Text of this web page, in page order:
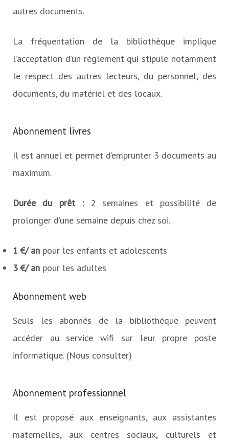
autres documents.
La fréquentation de la bibliothèque implique
l’acceptation d’un règlement qui stipule notamment
le respect des autres lecteurs, du personnel, des
documents, du matériel et des locaux.
Abonnement livres
Il est annuel et permet d’emprunter 3 documents au
maximum.
Durée du prêt : 2 semaines et possibilité de
prolonger d’une semaine depuis chez soi.
1 €/ an pour les enfants et adolescents
3 €/ an pour les adultes
Abonnement web
Seuls les abonnés de la bibliothèque peuvent
accéder au service wifi sur leur propre poste
informatique. (Nous consulter)
Abonnement professionnel
Il est proposé aux enseignants, aux assistantes
maternelles, aux centres sociaux, culturels et